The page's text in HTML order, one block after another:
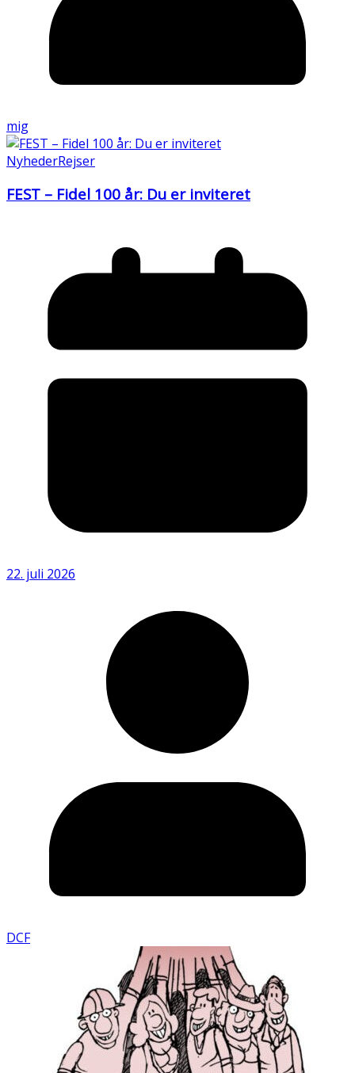
mig
NyhederRejser
FEST – Fidel 100 år: Du er inviteret
22. juli 2026
DCF